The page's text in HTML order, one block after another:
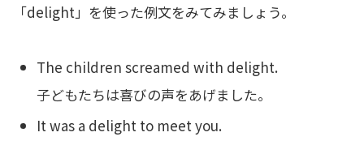
「delight」を使った例文をみてみましょう。
The children screamed with delight.
子どもたちは喜びの声をあげました。
It was a delight to meet you.